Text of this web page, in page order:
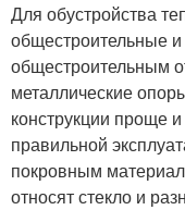
Для обустройства
общестроительные
общестроительным
металлические
конструкции проще
правильной
покровным
относят стекло и